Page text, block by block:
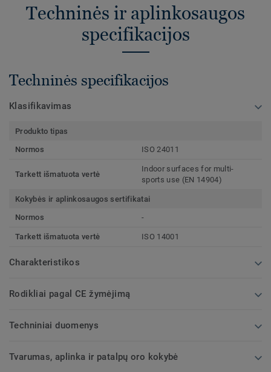
Techninės ir aplinkosaugos
specifikacijos
Techninės specifikacijos
Klasifikavimas
Produkto tipas
Normos
ISO 24011
Tarkett išmatuota vertė
Indoor surfaces for multi-
sports use (EN 14904)
Kokybės ir aplinkosaugos sertifikatai
Normos
-
Tarkett išmatuota vertė ISO 14001
Charakteristikos
Rodikliai pagal CE žymėjimą
Techniniai duomenys
Tvarumas, aplinka ir patalpų oro kokybė